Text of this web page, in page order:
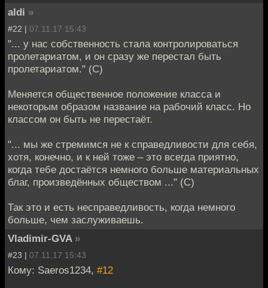
aldi »
#22 | 07.11.17 15:43
"... у нас собственность стала контролироваться
пролетариатом, и он сразу же перестал быть
пролетариатом." (С)
Меняется общественное положение класса и
некоторым образом название на рабочий класс. Но
классом он быть не перестаёт.
"... мы же стремимся не к справедливости для себя,
хотя, конечно, и к ней тоже – это всегда приятно,
когда тебе достаётся немного больше материальных
благ, произведённых обществом ..." (С)
Так это и есть несправедливость, когда немного
больше, чем заслуживаешь.
Vladimir-GVA »
#23 | 07.11.17 15:43
Кому: Saeros1234, #12